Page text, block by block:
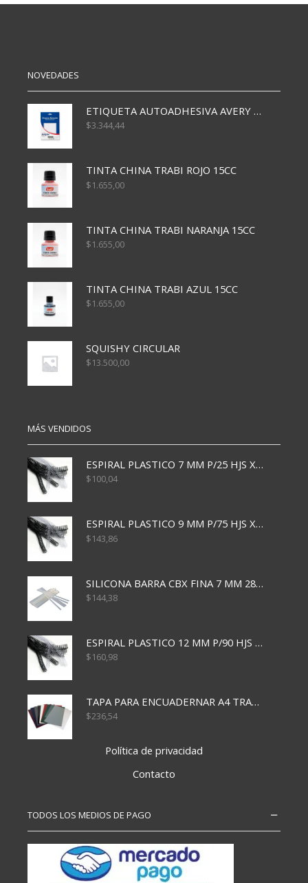
(7018)
cantidad
NOVEDADES
ETIQUETA AUTOADHESIVA AVERY 3026 30H 20 X 70
$3.344,44
TINTA CHINA TRABI ROJO 15CC
$1.655,00
TINTA CHINA TRABI NARANJA 15CC
$1.655,00
TINTA CHINA TRABI AZUL 15CC
$1.655,00
SQUISHY CIRCULAR
$13.500,00
MÁS VENDIDOS
ESPIRAL PLASTICO 7 MM P/25 HJS X50x3000
$100,04
ESPIRAL PLASTICO 9 MM P/75 HJS X50X2400
$143,86
SILICONA BARRA CBX FINA 7 MM 28 CM
$144,38
ESPIRAL PLASTICO 12 MM P/90 HJS X50X1500
$160,98
TAPA PARA ENCUADERNAR A4 TRANSP x50x500
$236,54
Política de privacidad
Contacto
TODOS LOS MEDIOS DE PAGO